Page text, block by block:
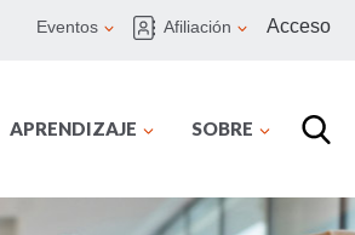
Eventos Afiliación Acceso
APRENDIZAJE SOBRE